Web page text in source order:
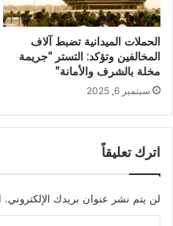
الحملات الميدانية تضبط آلاف
المخالفين وتؤكد: التستر “جريمة
مخلة بالشرف والأمانة”
سبتمبر 6, 2025
اترك تعليقاً
لن يتم نشر عنوان بريدك الإلكتروني.